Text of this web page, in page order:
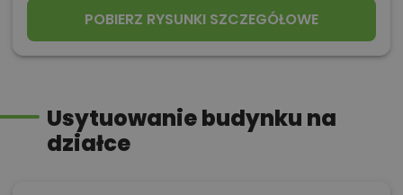
POBIERZ RYSUNKI SZCZEGÓŁOWE
Usytuowanie budynku na
działce